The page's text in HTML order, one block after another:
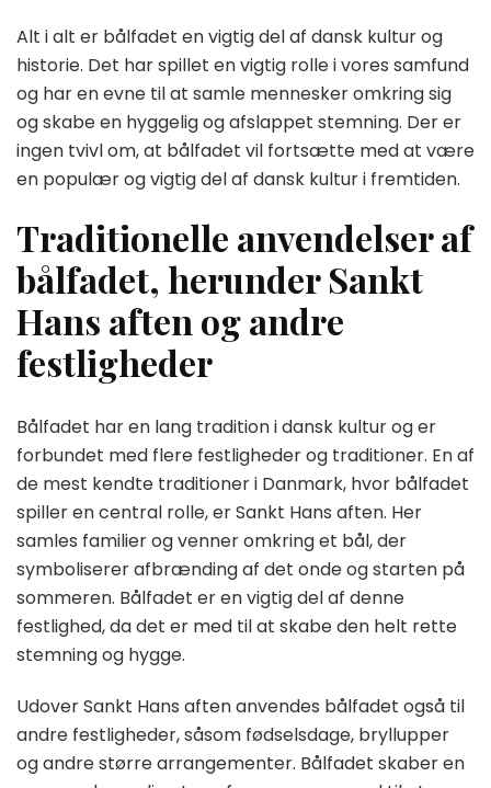
Alt i alt er bålfadet en vigtig del af dansk kultur og
historie. Det har spillet en vigtig rolle i vores samfund
og har en evne til at samle mennesker omkring sig
og skabe en hyggelig og afslappet stemning. Der er
ingen tvivl om, at bålfadet vil fortsætte med at være
en populær og vigtig del af dansk kultur i fremtiden.
Traditionelle anvendelser af
bålfadet, herunder Sankt
Hans aften og andre
festligheder
Bålfadet har en lang tradition i dansk kultur og er
forbundet med flere festligheder og traditioner. En af
de mest kendte traditioner i Danmark, hvor bålfadet
spiller en central rolle, er Sankt Hans aften. Her
samles familier og venner omkring et bål, der
symboliserer afbrænding af det onde og starten på
sommeren. Bålfadet er en vigtig del af denne
festlighed, da det er med til at skabe den helt rette
stemning og hygge.
Udover Sankt Hans aften anvendes bålfadet også til
andre festligheder, såsom fødselsdage, bryllupper
og andre større arrangementer. Bålfadet skaber en